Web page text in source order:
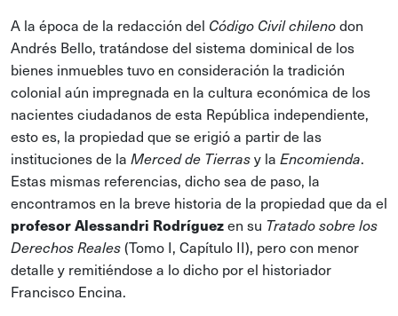
A la época de la redacción del Código Civil chilenodon
Andrés Bello, tratándose del sistema dominical de los
bienes inmuebles tuvo en consideración la tradición
colonial aún impregnada en la cultura económica de los
nacientes ciudadanos de esta República independiente,
esto es, la propiedad que se erigió a partir de las
instituciones de la Merced de Tierrasy la Encomienda.
Estas mismas referencias, dicho sea de paso, la
encontramos en la breve historia de la propiedad que da el
profesor Alessandri Rodríguezen su Tratado sobre los
Derechos Reales(Tomo I, Capítulo II), pero con menor
detalle y remitiéndose a lo dicho por el historiador
Francisco Encina.